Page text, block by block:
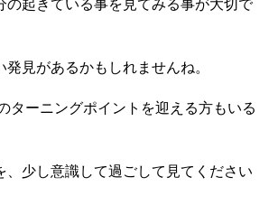
の起きている事を見てみる事が大切で
見があるかもしれませんね。
ターニングポイントを迎える方もいる
、少し意識して過ごして見てください